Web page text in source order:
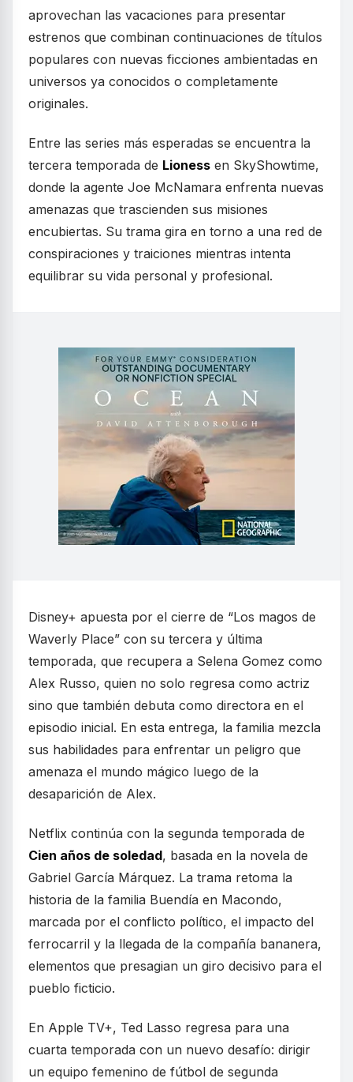
aprovechan las vacaciones para presentar
estrenos que combinan continuaciones de títulos
populares con nuevas ficciones ambientadas en
universos ya conocidos o completamente
originales.
Entre las series más esperadas se encuentra la
tercera temporada de Lioness en SkyShowtime,
donde la agente Joe McNamara enfrenta nuevas
amenazas que trascienden sus misiones
encubiertas. Su trama gira en torno a una red de
conspiraciones y traiciones mientras intenta
equilibrar su vida personal y profesional.
Disney+ apuesta por el cierre de “Los magos de
Waverly Place” con su tercera y última
temporada, que recupera a Selena Gomez como
Alex Russo, quien no solo regresa como actriz
sino que también debuta como directora en el
episodio inicial. En esta entrega, la familia mezcla
sus habilidades para enfrentar un peligro que
amenaza el mundo mágico luego de la
desaparición de Alex.
Netflix continúa con la segunda temporada de
Cien años de soledad, basada en la novela de
Gabriel García Márquez. La trama retoma la
historia de la familia Buendía en Macondo,
marcada por el conflicto político, el impacto del
ferrocarril y la llegada de la compañía bananera,
elementos que presagian un giro decisivo para el
pueblo ficticio.
En Apple TV+, Ted Lasso regresa para una
cuarta temporada con un nuevo desafío: dirigir
un equipo femenino de fútbol de segunda